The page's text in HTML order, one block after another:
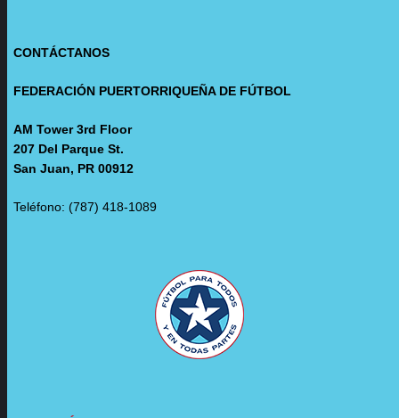
CONTÁCTANOS
FEDERACIÓN PUERTORRIQUEÑA DE FÚTBOL
AM Tower 3rd Floor
207 Del Parque St.
San Juan, PR 00912
Teléfono: (787) 418-1089